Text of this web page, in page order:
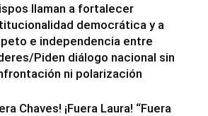
llaman a fortalecer
democrática y a
e independencia entre
Piden diálogo nacional sin
ni polarización
Chaves! ¡Fuera Laura! “Fuera